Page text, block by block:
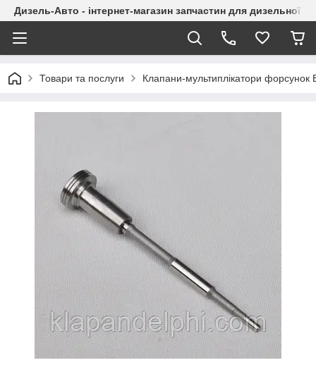
Дизель-Авто - інтернет-магазин запчастин для дизельної
Товари та послуги Клапани-мультиплікатори форсунок